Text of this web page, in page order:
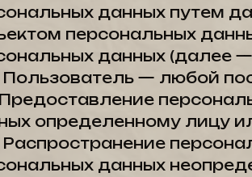
данных путем
персональных
данных (далее
Пользователь — любой
Предоставление
определенному лицу
Распространение
данных